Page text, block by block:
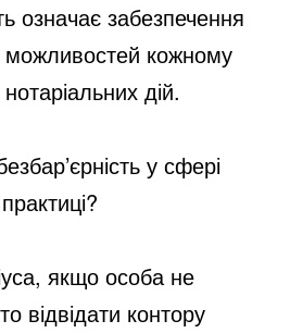
означає забезпечення
можливостей кожному
дій.
у сфері
якщо особа не
відвідати контору